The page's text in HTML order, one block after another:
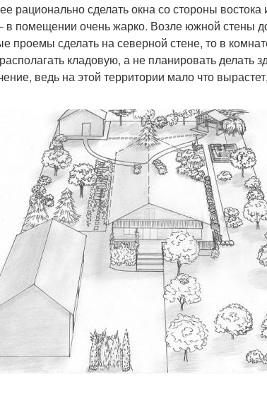
рационально сделать окна со стороны востока
в помещении очень жарко. Возле южной стены
проемы сделать на северной стене, то в
кладовую, а не планировать делать
ведь на этой территории мало что